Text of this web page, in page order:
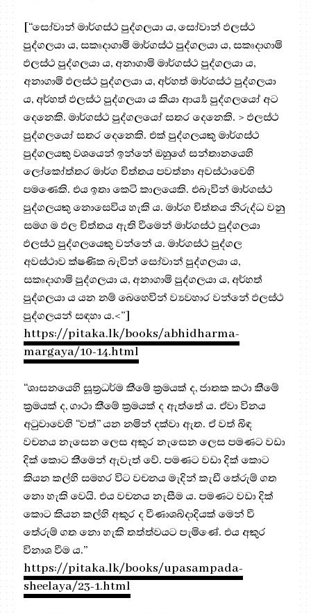
[“සෝවාන් මාර්ගස්ථ පුද්ගලයා ය, සෝවාන් ඵලස්ථ
පුද්ගලයා ය, සකෘදාගාමි මාර්ගස්ථ පුද්ගලයා ය, සකෘදාගාමි
ඵලස්ථ පුද්ගලයා ය, අනාගාමි මාර්ගස්ථ පුද්ගලයා ය,
අනාගාමි ඵලස්ථ පුද්ගලයා ය, අර්හත් මාර්ගස්ථ පුද්ගලයා
ය, අර්හත් ඵලස්ථ පුද්ගලයා ය කියා ආර්‍ය්‍ය පුද්ගලයෝ අට
දෙනෙකි. මාර්ගස්ථ පුද්ගලයෝ සතර දෙනෙකි. > ඵලස්ථ
පුද්ගලයෝ සතර දෙනෙකි. එක් පුද්ගලයකු මාර්ගස්ථ
පුද්ගලයකු වශයෙන් ඉන්නේ ඔහුගේ සන්තානයෙහි
ලෝකෝත්තර මාර්ග චිත්තය පවත්නා අවස්ථාවෙහි
පමණෙකි. එය ඉතා කෙටි කාලයෙකි. එබැවින් මාර්ගස්ථ
පුද්ගලයකු නොසෙවිය හැකි ය. මාර්ග චිත්තය නිරුද්ධ වනු
සමග ම ඵල චිත්තය ඇති වීමෙන් මාර්ගස්ථ පුද්ගලයා
ඵලස්ථ පුද්ගලයෙකු වන්නේ ය. මාර්ගස්ථ පුද්ගල
අවස්ථාව ක්ෂණික බැවින් සෝවාන් පුද්ගලයා ය,
සකෘදාගාමි පුද්ගලයා ය, අනාගාමි පුද්ගලයා ය, අර්හත්
පුද්ගලයා ය යන නම් බෙහෙවින් ව්‍යවහාර වන්නේ ඵලස්ථ
පුද්ගලයන් සඳහා ය.<”]
https://pitaka.lk/books/abhidharma-
margaya/10-14.html
“ශාසනයෙහි සූත්‍ර‍ධර්ම කීමේ ක්‍ර‍මයක් ද, ජාතක කථා කීමේ
ක්‍ර‍මයක් ද, ගාථා කීමේ ක්‍ර‍මයක් ද ඇත්තේ ය. ඒවා විනය
අටුවාවෙහි “වත්” යන නමින් දක්වා ඇත. ඒ වත් බිඳ
වචනය නැසෙන ලෙස අකුර නැසෙන ලෙස පමණට වඩා
දික් කොට කීමෙන් ඇවැත් වේ. පමණට වඩා දික් කොට
කියන කල්හි සමහර විට වචනය මැදින් කැඩී තේරුම් ගත
නො හැකි වෙයි. එය වචනය නැසීම ය. පමණට වඩා දික්
කොට කියන කල්හි අකුර ද වීණාශබ්දාදියක් මෙන් වී
තේරුම් ගත නො හැකි තත්ත්වයට පැමිණේ. එය අකුර
විනාශ වීම ය.”
https://pitaka.lk/books/upasampada-
sheelaya/23-1.html